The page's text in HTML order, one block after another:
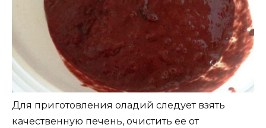
Для приготовления оладий следует взять
качественную печень, очистить ее от